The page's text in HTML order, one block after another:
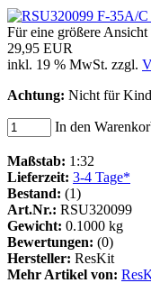
Für eine größere
29,95 EUR
inkl. 19 % MwSt. zzgl.
Achtung: Nicht für
In den
Maßstab: 1:32
Lieferzeit: 3-4 Tage*
Bestand: (1)
Art.Nr.: RSU320099
Gewicht: 0.1000 kg
Bewertungen: (0)
Hersteller: ResKit
Mehr Artikel von: